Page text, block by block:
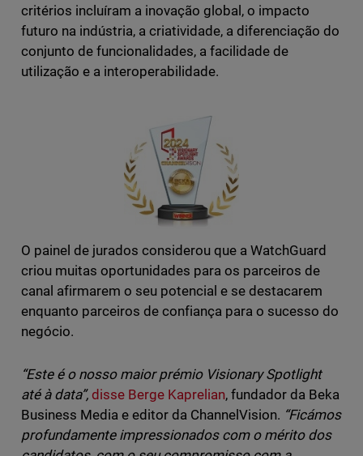
critérios incluíram a inovação global, o impacto
futuro na indústria, a criatividade, a diferenciação do
conjunto de funcionalidades, a facilidade de
utilização e a interoperabilidade.
O painel de jurados considerou que a WatchGuard
criou muitas oportunidades para os parceiros de
canal afirmarem o seu potencial e se destacarem
enquanto parceiros de confiança para o sucesso do
negócio.
“Este é o nosso maior prémio Visionary Spotlight
até à data”, disse Berge Kaprelian, fundador da Beka
Business Media e editor da ChannelVision. “Ficámos
profundamente impressionados com o mérito dos